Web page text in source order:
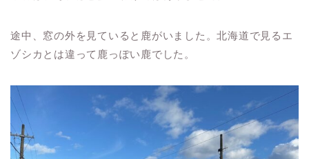
途中、窓の外を見ていると鹿がいました。北海道で見るエ
ゾシカとは違って鹿っぽい鹿でした。